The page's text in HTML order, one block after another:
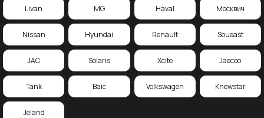
Livan MG Haval Москвич
Nissan Hyundai Renault Soueast
JAC Solaris Xcite Jaecoo
Tank Baic Volkswagen Knewstar
Jeland